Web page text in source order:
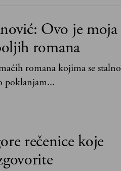
Ovo je moja
romana
romana kojima se stalno
poklanjam...
rečenice koje